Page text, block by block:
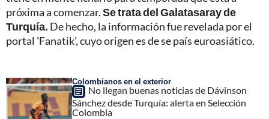
próxima a comenzar.Se trata del Galatasaray de
Turquía. De hecho, la información fue revelada por el
portal 'Fanatik', cuyo origen es de se país euroasiático.
Colombianos en el exterior
No llegan buenas noticias de Dávinson
Sánchez desde Turquía: alerta en Selección
Colombia